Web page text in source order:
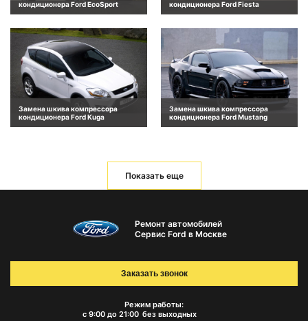
кондиционера Ford EcoSport
кондиционера Ford Fiesta
Замена шкива компрессора
кондиционера Ford Kuga
Замена шкива компрессора
кондиционера Ford Mustang
Показать еще
Ремонт автомобилей
Сервис Ford в Москве
Режим работы:
с 9:00 до 21:00 без выходных
Заказать звонок